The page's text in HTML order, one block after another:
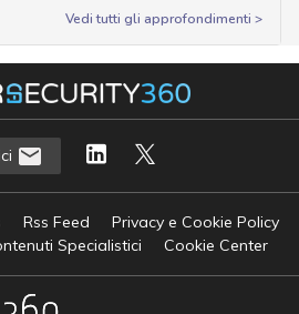
Vedi tutti gli approfondimenti >
Rss Feed
Privacy e Cookie Policy
Specialistici
Cookie Center